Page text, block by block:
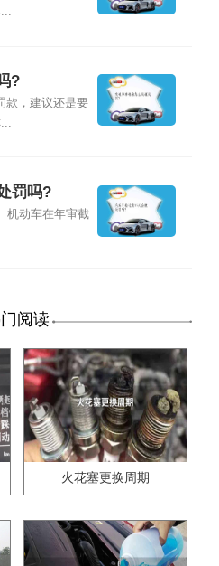
?
款，建议还是要
罚吗?
机动车在年审截
阅读
火花塞更换周期